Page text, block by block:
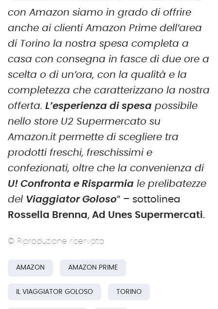
con Amazon siamo in grado di offrire
anche ai clienti Amazon Prime dell’area
di Torino la nostra spesa completa a
casa con consegna in fasce di due ore a
scelta o di un’ora, con la qualità e la
completezza che caratterizzano la nostra
offerta. L’esperienza di spesa possibile
nello store U2 Supermercato su
Amazon.it permette di scegliere tra
prodotti freschi, freschissimi e
confezionati, oltre che la convenienza di
U! Confronta e Risparmia le prelibatezze
del Viaggiator Goloso” – sottolinea
Rossella Brenna, Ad Unes Supermercati.
© Riproduzione riservata
AMAZON AMAZON PRIME
IL VIAGGIATOR GOLOSO TORINO